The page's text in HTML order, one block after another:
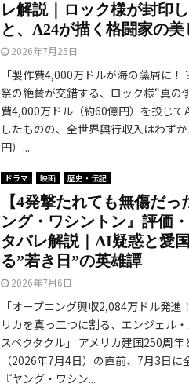
レ解説｜ロック様が封印し
と、A24が描く格闘家の
2026年7月25日
「製作費4,000万ドルが海の藻屑に
祭の絶賛が交錯する、ロック様“真の
費4,000万ドル（約60億円）を投じ
したものの、全世界興行収入はわず
円）...
ドラマ 映画 歴史・伝記
【4発撃たれても無傷だ
ング・ワシントン』評価
タバレ解説｜AI疑惑と愛
る”若き日”の英雄譚
2026年7月6日
「オープニング興収2,084万ドル発進
リカを真っ二つに割る、エンジェル
スペクタクル」 アメリカ建国250周
（2026年7月4日）の直前、7月3日
『ヤング・ワシン...